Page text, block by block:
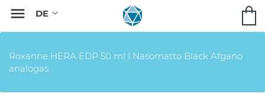

Roxanne HERA EDP 50 ml I Nasomatto Black Afgano
analogas